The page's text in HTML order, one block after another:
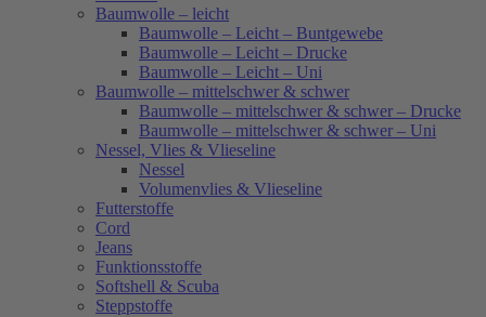
Baumwolle – leicht
Baumwolle – Leicht – Buntgewebe
Baumwolle – Leicht – Drucke
Baumwolle – Leicht – Uni
Baumwolle – mittelschwer & schwer
Baumwolle – mittelschwer & schwer – Drucke
Baumwolle – mittelschwer & schwer – Uni
Nessel, Vlies & Vlieseline
Nessel
Volumenvlies & Vlieseline
Futterstoffe
Cord
Jeans
Funktionsstoffe
Softshell & Scuba
Steppstoffe